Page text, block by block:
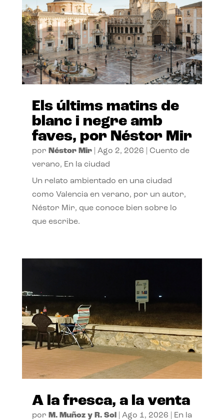
Els últims matins de
blanc i negre amb
faves, por Néstor Mir
por Néstor Mir| Ago 2, 2026
Cuento de
verano, En la ciudad
Un relato ambientado en una ciudad
como Valencia en verano, por un autor,
Néstor Mir, que conoce bien sobre lo
que escribe.
A la fresca, a la venta
por M. Muñoz y R. Sol| Ago 1, 2026
En la